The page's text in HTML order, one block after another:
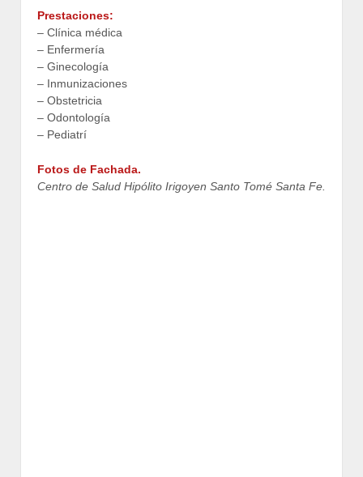
Prestaciones:
– Clínica médica
– Enfermería
– Ginecología
– Inmunizaciones
– Obstetricia
– Odontología
– Pediatrí
Fotos de Fachada.
Centro de Salud Hipólito Irigoyen Santo Tomé Santa Fe.